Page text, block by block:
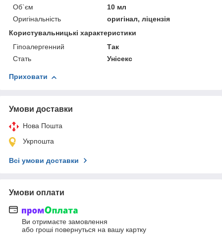
Об`єм
10 мл
Оригінальність
оригінал, ліцензія
Користувальницькі характеристики
Гіпоалергенний
Так
Стать
Унісекс
Приховати
Умови доставки
Нова Пошта
Укрпошта
Всі умови доставки
Умови оплати
Ви отримаєте замовлення
або гроші повернуться на вашу картку